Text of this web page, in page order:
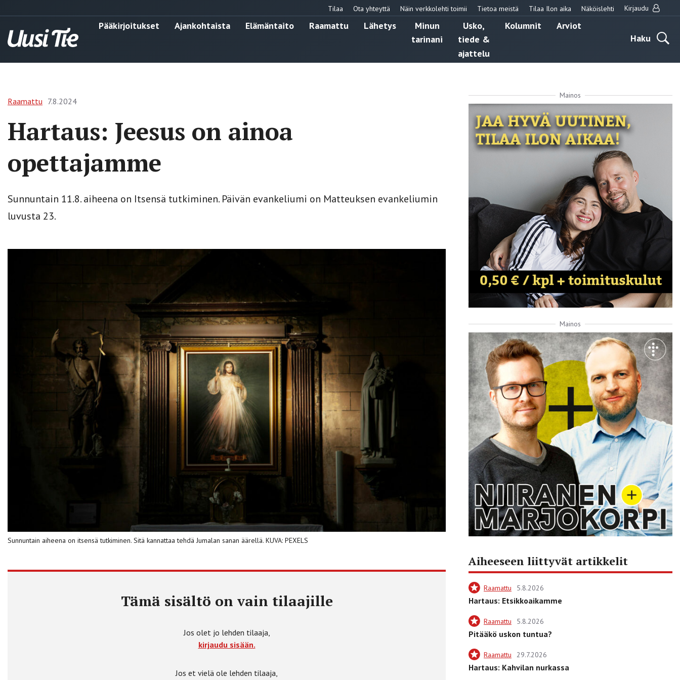
Tilaa Ota yhteyttä Näin verkkolehti toimii Tietoa meistä Tilaa Ilon aika Näköislehti Kirjaudu
Pääkirjoitukset Ajankohtaista Elämäntaito Raamattu Lähetys
Minun
tarinani
Usko,
tiede &
ajattelu
Kolumnit
Arviot
Haku
Raamattu 7.8.2024
Hartaus: Jeesus on ainoa
opettajamme
Sunnuntain 11.8. aiheena on Itsensä tutkiminen. Päivän evankeliumi on Matteuksen evankeliumin
luvusta 23.
Sunnuntain aiheena on itsensä tutkiminen. Sitä kannattaa tehdä Jumalan sanan äärellä. KUVA: PEXELS
Tämä sisältö on vain tilaajille
Jos olet jo lehden tilaaja,
kirjaudu sisään.
Jos et vielä ole lehden tilaaja,
Mainos
Mainos
Aiheeseen liittyvät artikkelit
Raamattu 5.8.2026
Hartaus: Etsikkoaikamme
Raamattu 5.8.2026
Pitääkö uskon tuntua?
Raamattu 29.7.2026
Hartaus: Kahvilan nurkassa